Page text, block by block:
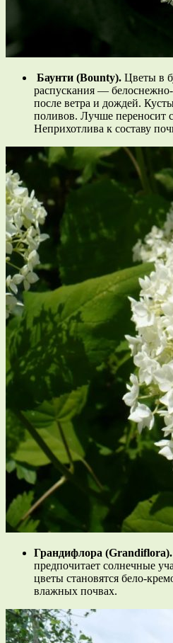
Баунти (Bounty). Цветы в
распускания —
после ветра и дождей.
поливов. Лучше переносит
Неприхотлива к составу
Грандифлора (Grandiflora).
предпочитает солнечные
цветы становятся бело-
влажных почвах.